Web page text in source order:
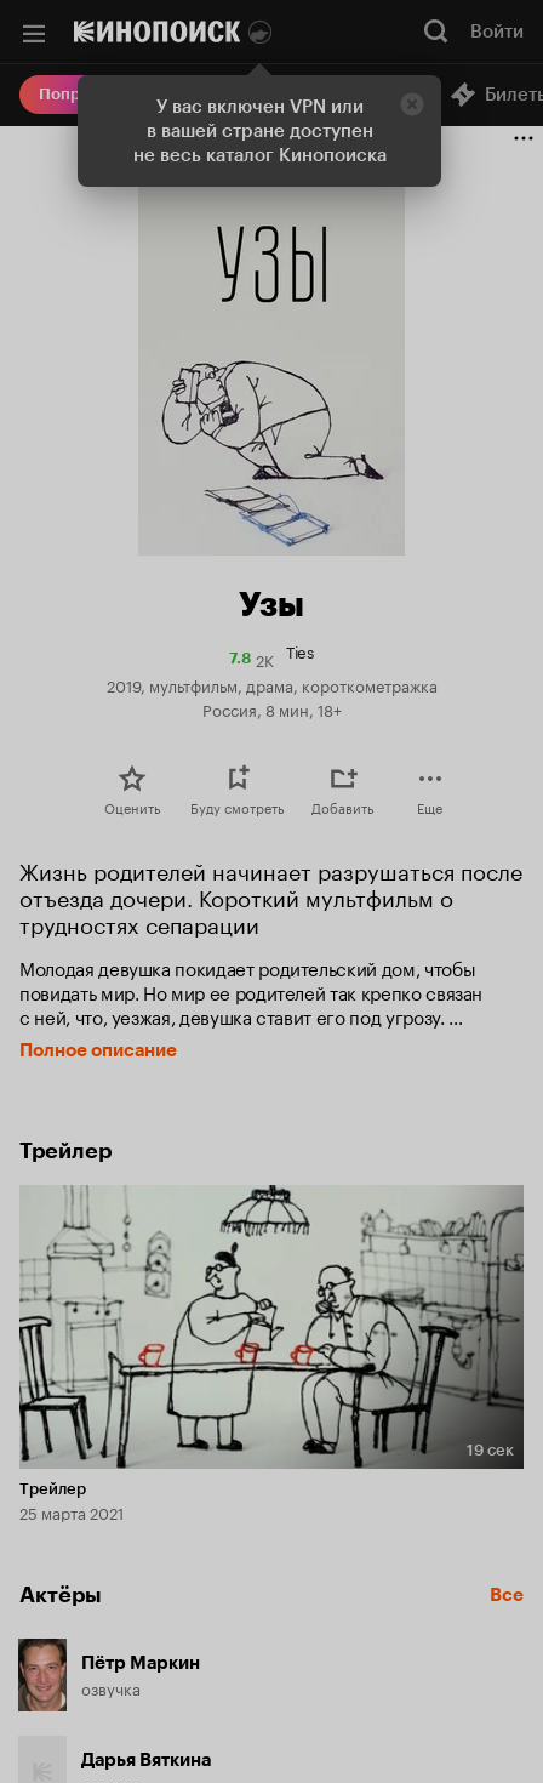
У вас включен VPN или
в вашей стране доступен
не весь каталог Кинопоиска
Войти
Попробовать Плюс Онлайн-кинотеатр
Узы
7.8Рейтинг
7.8
2K Ties
2019, мультфильм, драма, короткометражка
Россия, 8 мин, 18+
Оценить Буду смотреть Добавить Еще
Жизнь родителей начинает разрушаться после
отъезда дочери. Короткий мультфильм о
трудностях сепарации
Молодая девушка покидает родительский дом, чтобы
повидать мир. Но мир ее родителей так крепко связан
с ней, что, уезжая, девушка ставит его под угрозу.
Оказывается, что эта связь может быть разрушительной.
Полное описание
Трейлер
Длительность 19 сек
19 сек
Трейлер
25 марта 2021
Актёры Все
Пётр Маркин
озвучка
Дарья Вяткина